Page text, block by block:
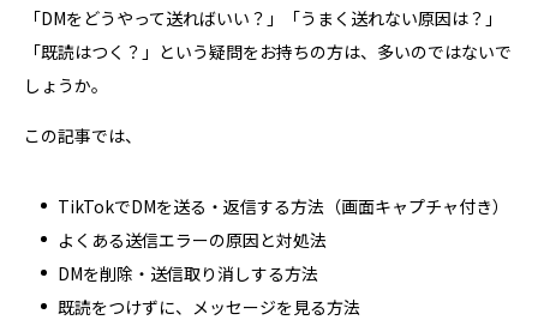
「DMをどうやって送ればいい？」「うまく送れない原因は？」
「既読はつく？」という疑問をお持ちの方は、多いのではないで
しょうか。
この記事では、
TikTokでDMを送る・返信する方法（画面キャプチャ付き）
よくある送信エラーの原因と対処法
DMを削除・送信取り消しする方法
既読をつけずに、メッセージを見る方法